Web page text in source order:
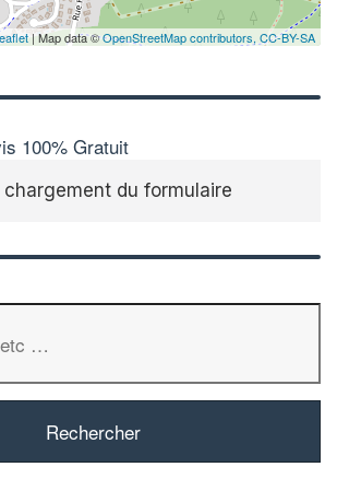
| Map data ©OpenStreetMap contributors, CC-BY-SA
100% Gratuit
chargement du formulaire